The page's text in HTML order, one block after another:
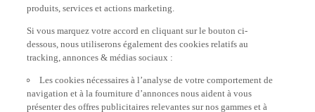
produits, services et actions marketing.
Si vous marquez votre accord en cliquant sur le bouton ci-
dessous, nous utiliserons également des cookies relatifs au
tracking, annonces & médias sociaux :
Les cookies nécessaires à l’analyse de votre comportement de
navigation et à la fourniture d’annonces nous aident à vous
présenter des offres publicitaires relevantes sur nos gammes et à